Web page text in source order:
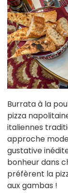
Burrata à la
pizza
italiennes
approche
gustative
bonheur dans
préfèrent la
aux gambas !